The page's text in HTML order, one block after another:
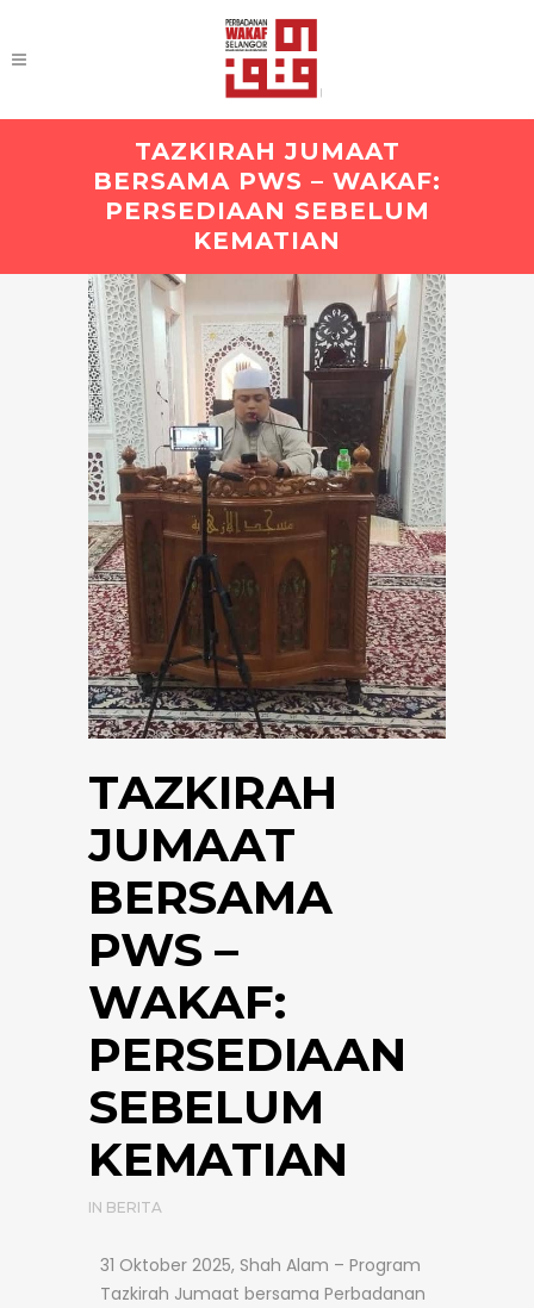
TAZKIRAH JUMAAT
BERSAMA PWS – WAKAF:
PERSEDIAAN SEBELUM
KEMATIAN
TAZKIRAH
JUMAAT
BERSAMA
PWS –
WAKAF:
PERSEDIAAN
SEBELUM
KEMATIAN
IN BERITA
31 Oktober 2025, Shah Alam – Program
Tazkirah Jumaat bersama Perbadanan